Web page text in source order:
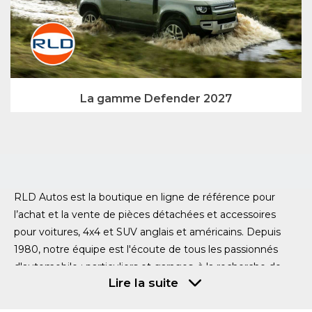
La gamme Defender 2027
RLD Autos est la boutique en ligne de référence pour
l’achat et la vente de pièces détachées et accessoires
pour voitures, 4x4 et SUV anglais et américains. Depuis
1980, notre équipe est l'écoute de tous les passionnés
d'automobile : particuliers et garages, à la recherche de
pièces auto au meilleur rapport qualité / prix. Notre
Lire la suite